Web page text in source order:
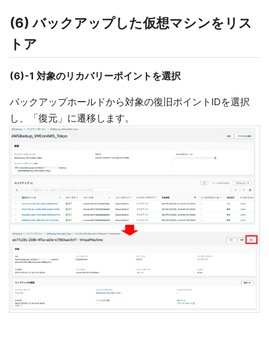
(6) バックアップした仮想マシンをリス
トア
(6)-1 対象のリカバリーポイントを選択
バックアップホールドから対象の復旧ポイントIDを選択
し、「復元」に遷移します。